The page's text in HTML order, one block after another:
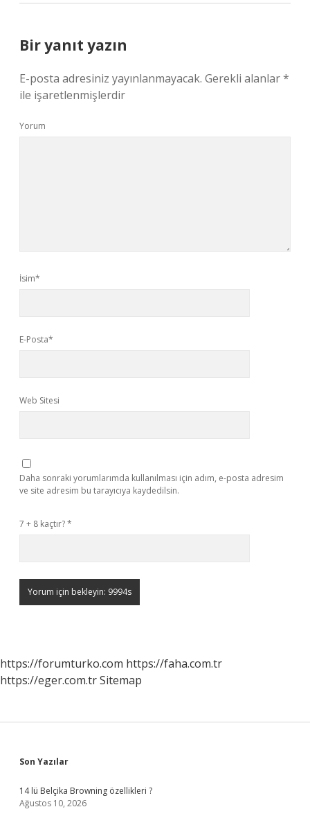
Bir yanıt yazın
E-posta adresiniz yayınlanmayacak. Gerekli alanlar*
ile işaretlenmişlerdir
Yorum
İsim*
E-Posta*
Web Sitesi
Daha sonraki yorumlarımda kullanılması için adım, e-posta adresim
ve site adresim bu tarayıcıya kaydedilsin.
7 + 8 kaçtır?*
https://forumturko.com https://faha.com.tr
https://eger.com.trSitemap
Sidebar
Son Yazılar
14 lü Belçika Browning özellikleri ?
Ağustos 10, 2026